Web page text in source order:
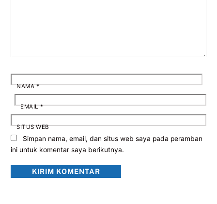
NAMA*
EMAIL*
SITUS WEB
Simpan nama, email, dan situs web saya pada peramban
ini untuk komentar saya berikutnya.